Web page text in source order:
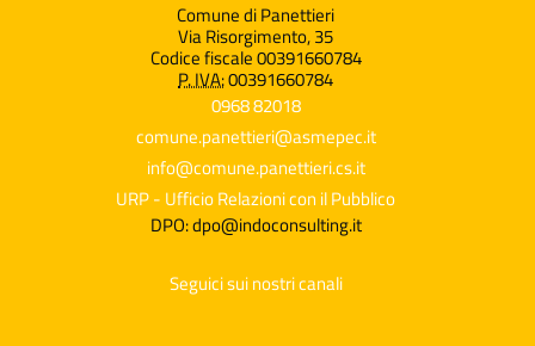
Comune di Panettieri
Via Risorgimento, 35
Codice fiscale 00391660784
P. IVA:00391660784
0968 82018
comune.panettieri@asmepec.it
info@comune.panettieri.cs.it
URP - Ufficio Relazioni con il Pubblico
DPO: dpo@indoconsulting.it
Seguici sui nostri canali